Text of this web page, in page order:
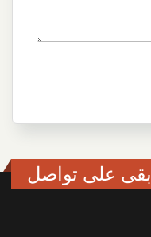
ابقى على تواصل